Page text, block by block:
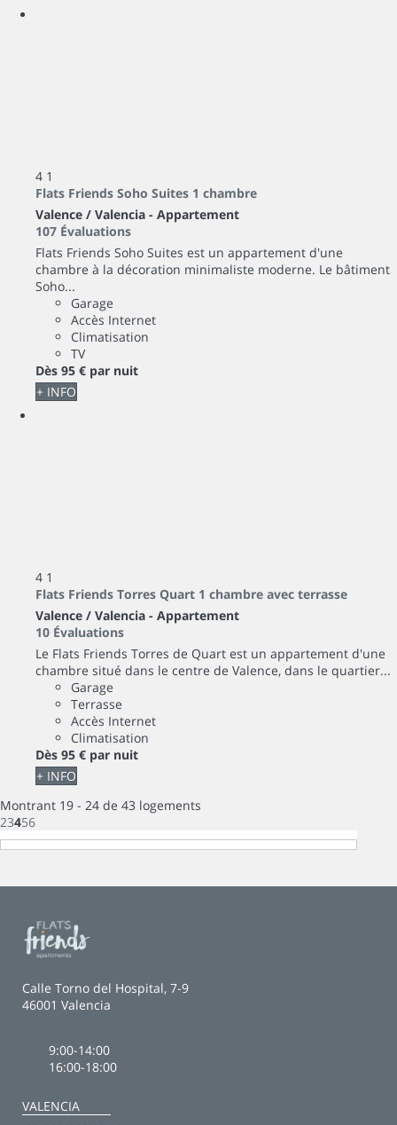
4 1
Flats Friends Soho Suites 1 chambre
Valence / Valencia - Appartement
107 Évaluations
Flats Friends Soho Suites est un appartement d'une
chambre à la décoration minimaliste moderne. Le bâtiment
Soho...
Garage
Accès Internet
Climatisation
TV
Dès 95 € par nuit
+ INFO
4 1
Flats Friends Torres Quart 1 chambre avec terrasse
Valence / Valencia - Appartement
10 Évaluations
Le Flats Friends Torres de Quart est un appartement d'une
chambre situé dans le centre de Valence, dans le quartier...
Garage
Terrasse
Accès Internet
Climatisation
Dès 95 € par nuit
+ INFO
Montrant 19 - 24 de 43 logements
23456
Calle Torno del Hospital, 7-9
46001 Valencia
9:00-14:00
16:00-18:00
VALENCIA